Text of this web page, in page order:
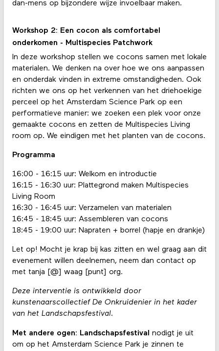
dan-mens op bijzondere wijze invoelbaar maken.
Workshop 2: Een cocon als comfortabel
onderkomen - Multispecies Patchwork
In deze workshop stellen we cocons samen met lokale
materialen. We denken na over hoe we ons aanpassen
en onderdak vinden in extreme omstandigheden. Ook
richten we ons op het verkennen van het driehoekige
perceel op het Amsterdam Science Park op een
performatieve manier: we zoeken een plek voor onze
gemaakte cocons en zetten de Multispecies Living
room op. We eindigen met het planten van de cocons.
Programma
16:00 - 16:15 uur: Welkom en introductie
16:15 - 16:30 uur: Plattegrond maken Multispecies
Living Room
16:30 - 16:45 uur: Verzamelen van materialen
16:45 - 18:45 uur: Assembleren van cocons
18:45 - 19:00 uur: Napraten + borrel (hapje en drankje)
Let op! Mocht je krap bij kas zitten en wel graag aan dit
evenement willen deelnemen, neem dan contact op
met tanja [@] waag [punt] org.
Deze interventie is ontwikkeld door
kunstenaarscollectief De Onkruidenier in het kader
van het Landschapsfestival.
Met andere ogen: Landschapsfestival nodigt je uit
om op het Amsterdam Science Park je zinnen te